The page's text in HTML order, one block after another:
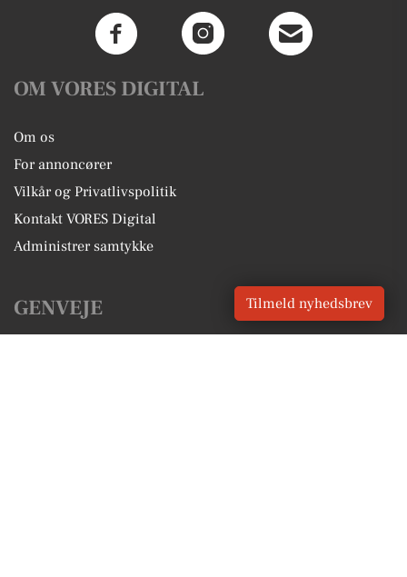
OM VORES DIGITAL
Om os
For annoncører
Vilkår og Privatlivspolitik
Kontakt VORES Digital
Administrer samtykke
GENVEJE Tilmeld nyhedsbrev